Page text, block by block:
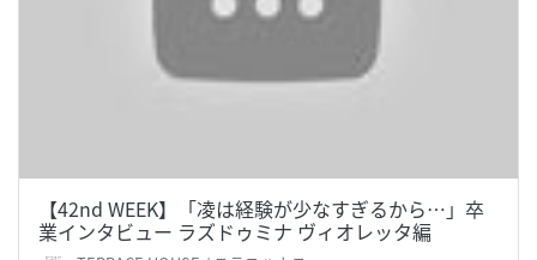
【42nd WEEK】「凌は経験が少なすぎるから…」卒
業インタビュー ラズドゥミナ ヴィオレッタ編